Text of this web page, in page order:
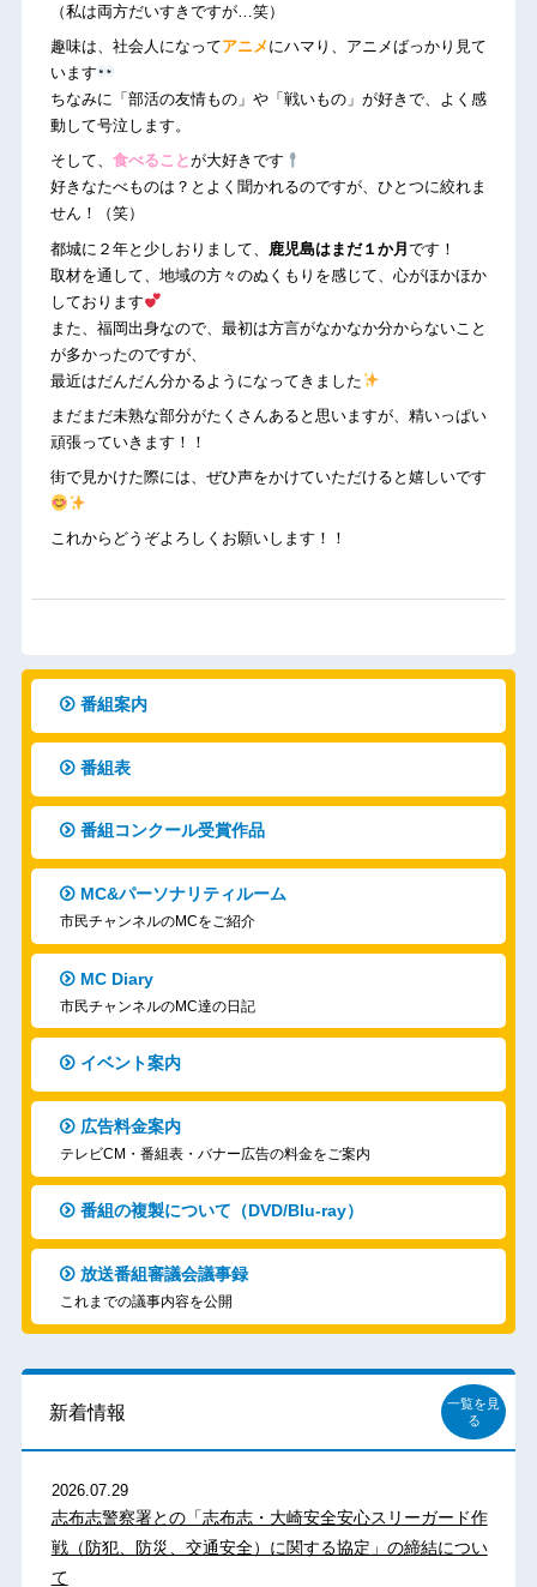
（私は両方だいすきですが…笑）
趣味は、社会人になってアニメ にハマり、アニメばっかり見て
います
ちなみに「部活の友情もの」や「戦いもの」が好きで、よく感
動して号泣します。
そして、 食べることが大好きです
好きなたべものは？とよく聞かれるのですが、ひとつに絞れま
せん！（笑）
都城に２年と少しおりまして、 鹿児島はまだ１か月です！
取材を通して、地域の方々のぬくもりを感じて、心がほかほか
しております
また、福岡出身なので、最初は方言がなかなか分からないこと
が多かったのですが、
最近はだんだん分かるようになってきました
まだまだ未熟な部分がたくさんあると思いますが、精いっぱい
頑張っていきます！！
街で見かけた際には、ぜひ声をかけていただけると嬉しいです
これからどうぞよろしくお願いします！！
番組案内
番組表
番組コンクール受賞作品
MC&パーソナリティルーム
市民チャンネルのMCをご紹介
MC Diary
市民チャンネルのMC達の日記
イベント案内
広告料金案内
テレビCM・番組表・バナー広告の料金をご案内
番組の複製について（DVD/Blu-ray）
放送番組審議会議事録
これまでの議事内容を公開
新着情報
一覧を見
る
2026.07.29
志布志警察署との「志布志・大崎安全安心スリーガード作
戦（防犯、防災、交通安全）に関する協定」の締結につい
て